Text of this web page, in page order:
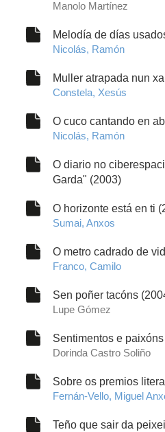
Manolo Martínez
Melodía de días
Nicolás, Ramón
Muller atrapada nun
Constela, Xesús
O cuco cantando en
Nicolás, Ramón
O diario no
Garda" (2003)
O horizonte está en ti
Sumai, Anxos
O metro cadrado de
Franco, Camilo
Sen poñer tacóns
Lupe Gómez
Sentimentos e
Dorinda Castro Soliño
Sobre os premios
Fernán-Vello, Miguel
Teño que sair da